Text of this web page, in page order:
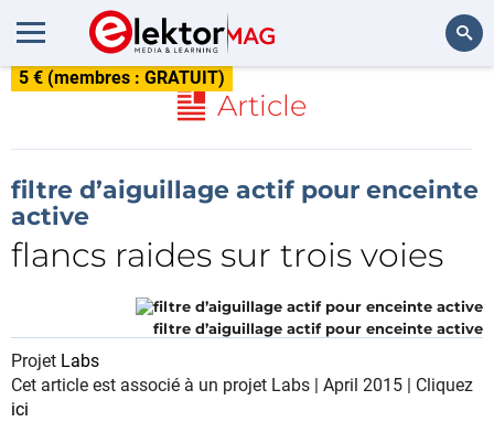
5 € (membres : GRATUIT)
Article
filtre d’aiguillage actif pour enceinte
active
flancs raides sur trois voies
filtre d’aiguillage actif pour enceinte active
Projet Labs
Cet article est associé à un projet Labs | April 2015 | Cliquez
ici